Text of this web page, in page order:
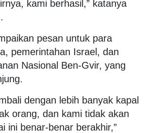
kami berhasil,” katanya
pesan untuk para
pemerintahan Israel, dan
Nasional Ben-Gvir, yang
dengan lebih banyak kapal
orang, dan kami tidak akan
ini benar-benar berakhir,”